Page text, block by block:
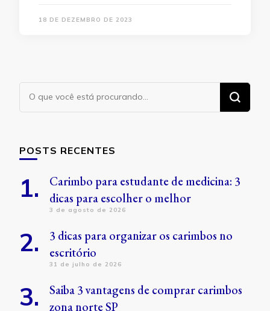
18 DE DEZEMBRO DE 2023
Procurando
algo?
POSTS RECENTES
Carimbo para estudante de medicina: 3
dicas para escolher o melhor
3 de agosto de 2026
3 dicas para organizar os carimbos no
escritório
31 de julho de 2026
Saiba 3 vantagens de comprar carimbos
zona norte SP